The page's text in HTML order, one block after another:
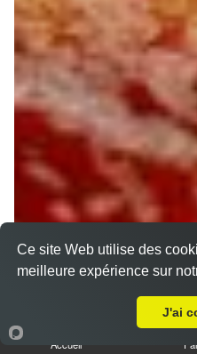
Accueil
Ce site Web utilise des
meilleure expérience sur
J'ai